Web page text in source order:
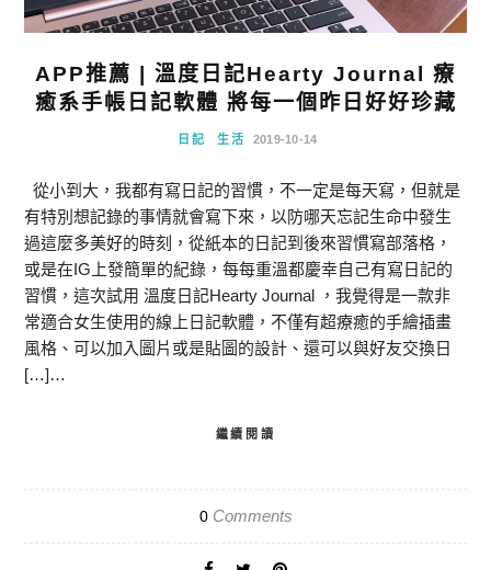
APP推薦 | 溫度日記Hearty Journal 療
癒系手帳日記軟體 將每一個昨日好好珍藏
日記 生活 2019-10-14
從小到大，我都有寫日記的習慣，不一定是每天寫，但就是
有特別想記錄的事情就會寫下來，以防哪天忘記生命中發生
過這麼多美好的時刻，從紙本的日記到後來習慣寫部落格，
或是在IG上發簡單的紀錄，每每重溫都慶幸自己有寫日記的
習慣，這次試用 溫度日記Hearty Journal ，我覺得是一款非
常適合女生使用的線上日記軟體，不僅有超療癒的手繪插畫
風格、可以加入圖片或是貼圖的設計、還可以與好友交換日
[…]…
繼續閱讀
0Comments